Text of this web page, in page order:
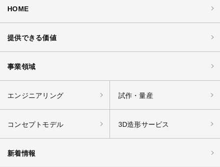
HOME
提供できる価値
事業領域
エンジニアリング 試作・量産
コンセプトモデル 3D造形サービス
新着情報